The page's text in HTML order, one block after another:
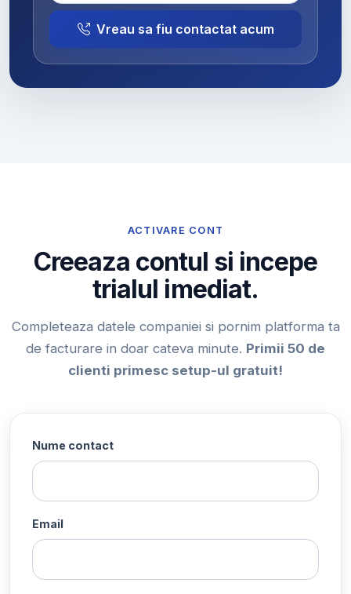
Vreau sa fiu contactat acum
ACTIVARE CONT
Creeaza contul si incepe
trialul imediat.
Completeaza datele companiei si pornim platforma ta
de facturare in doar cateva minute. Primii 50 de
clienti primesc setup-ul gratuit!
Nume contact
Email